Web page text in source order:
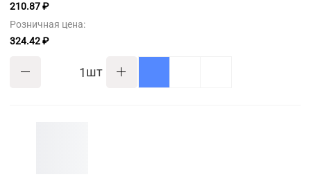
210.87 ₽
Розничная цена:
324.42 ₽
шт